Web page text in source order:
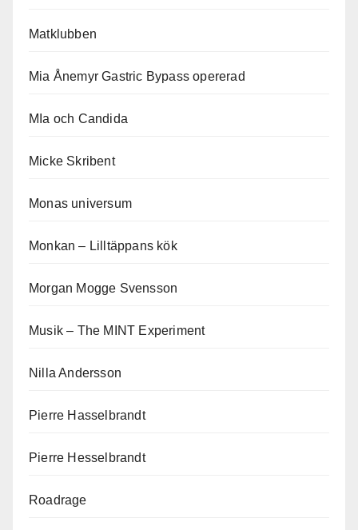
Matklubben
Mia Ånemyr Gastric Bypass opererad
MIa och Candida
Micke Skribent
Monas universum
Monkan – Lilltäppans kök
Morgan Mogge Svensson
Musik – The MINT Experiment
Nilla Andersson
Pierre Hasselbrandt
Pierre Hesselbrandt
Roadrage